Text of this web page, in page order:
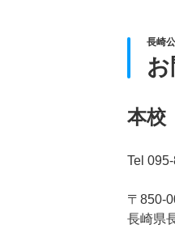
長崎
本校
Tel
〒850-
長崎県